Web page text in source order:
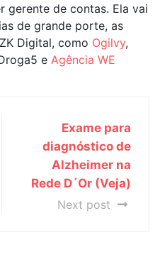
gerente de contas. Ela vai
de grande porte, as
Digital, como Ogilvy,
e Agência WE
Exame para
diagnóstico de
Alzheimer na
Rede D´Or (Veja)
Next post